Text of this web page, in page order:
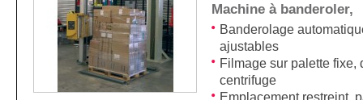
Machine à banderoler,
Banderolage
ajustables
Filmage sur palette fixe,
centrifuge
Emplacement restreint,